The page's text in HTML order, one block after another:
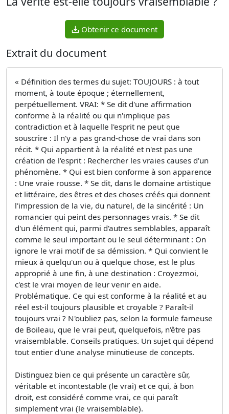
Obtenir ce document
Extrait du document
« Définition des termes du sujet: TOUJOURS : à tout
moment, à toute époque ; éternellement,
perpétuellement. VRAI: * Se dit d'une affirmation
conforme à la réalité ou qui n'implique pas
contradiction et à laquelle l'esprit ne peut que
souscrire : Il n'y a pas grand-chose de vrai dans son
récit. * Qui appartient à la réalité et n'est pas une
création de l'esprit : Rechercher les vraies causes d'un
phénomène. * Qui est bien conforme à son apparence
: Une vraie rousse. * Se dit, dans le domaine artistique
et littéraire, des êtres et des choses créés qui donnent
l'impression de la vie, du naturel, de la sincérité : Un
romancier qui peint des personnages vrais. * Se dit
d'un élément qui, parmi d'autres semblables, apparaît
comme le seul important ou le seul déterminant : On
ignore le vrai motif de sa démission. * Qui convient le
mieux à quelqu'un ou à quelque chose, est le plus
approprié à une fin, à une destination : Croyezmoi,
c'est le vrai moyen de leur venir en aide.
Problématique. Ce qui est conforme à la réalité et au
réel est-il toujours plausible et croyable ? Paraît-il
toujours vrai ? N'oubliez pas, selon la formule fameuse
de Boileau, que le vrai peut, quelquefois, n'être pas
vraisemblable. Conseils pratiques. Un sujet qui dépend
tout entier d'une analyse minutieuse de concepts.
Distinguez bien ce qui présente un caractère sûr,
véritable et incontestable (le vrai) et ce qui, à bon
droit, est considéré comme vrai, ce qui paraît
simplement vrai (le vraisemblable).